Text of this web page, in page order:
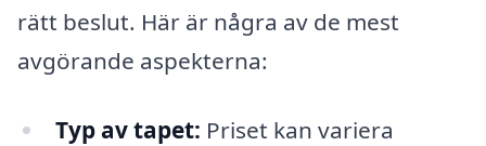
rätt beslut. Här är några av de mest
avgörande aspekterna:
Typ av tapet: Priset kan variera